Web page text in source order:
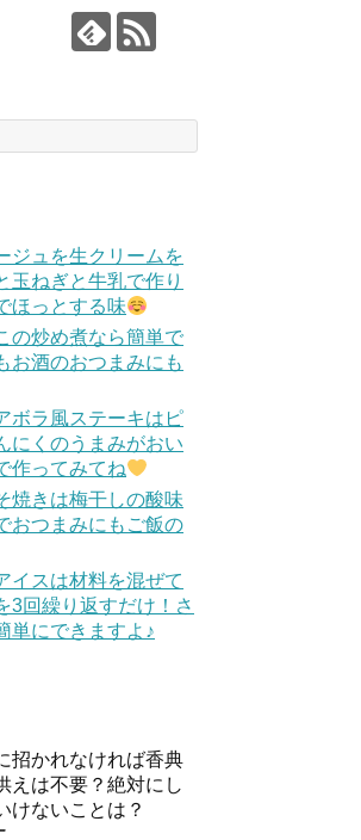
ジュを生クリームを
玉ねぎと牛乳で作り
ほっとする味
の炒め煮なら簡単で
お酒のおつまみにも
ボラ風ステーキはピ
にくのうまみがおい
作ってみてね
焼きは梅干しの酸味
おつまみにもご飯の
イスは材料を混ぜて
3回繰り返すだけ！さ
単にできますよ♪
招かれなければ香典
えは不要？絶対にし
けないことは？